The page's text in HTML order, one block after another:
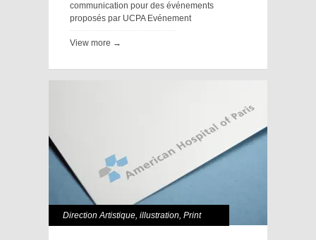
communication pour des événements
proposés par UCPA Evénement
View more →
Direction Artistique, illustration, Print